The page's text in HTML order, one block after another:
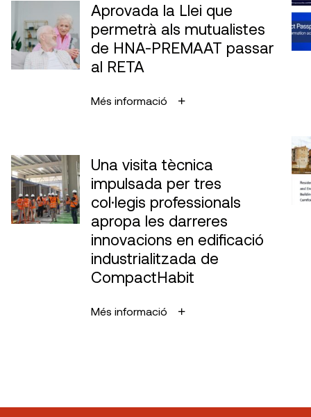
Aprovada la Llei que
permetrà als mutualistes
de HNA-PREMAAT passar
al RETA
Més informació
Una visita tècnica
impulsada per tres
col·legis professionals
apropa les darreres
innovacions en edificació
industrialitzada de
CompactHabit
Més informació